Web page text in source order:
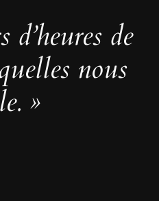
de
nous
»